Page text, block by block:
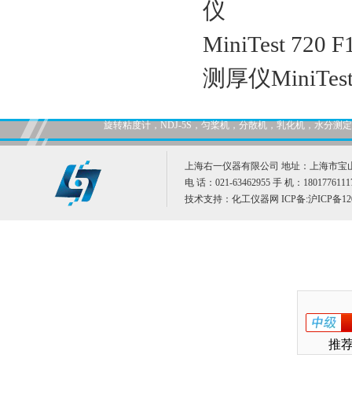
仪
MiniTest 720
测厚仪
旋转粘度计，NDJ-5S，匀桨机，分散机，乳化机，水分测
上海右一仪器有限公司 地址：上海市宝
电 话：021-63462955 手 机：
技术支持： 化工仪器网 ICP备:沪ICP备
推